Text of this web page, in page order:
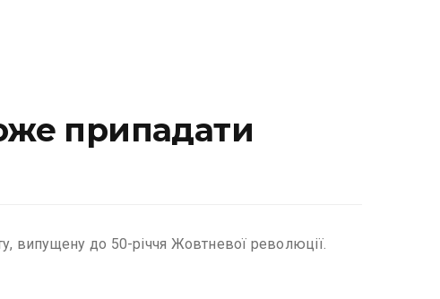
припадати
випущену до 50-річчя Жовтневої революції.